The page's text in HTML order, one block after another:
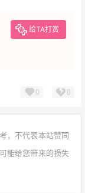
给TA打赏
0 0
，不代表本站赞同
能给您带来的损失